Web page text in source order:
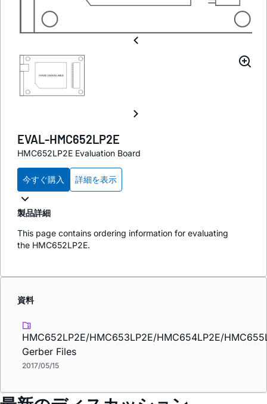
EVAL-HMC652LP2E
HMC652LP2E Evaluation Board
今すぐ購入 詳細を表示
製品詳細
This page contains ordering information for evaluating
the HMC652LP2E.
資料
HMC652LP2E/HMC653LP2E/HMC654LP2E/
Gerber Files
2017/05/15